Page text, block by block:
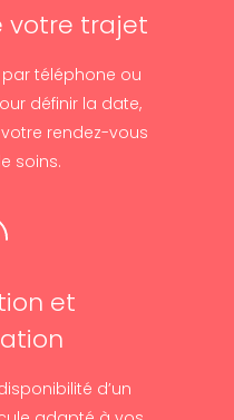
votre trajet
téléphone ou
définir la date,
votre rendez-vous
soins.
et
d’un